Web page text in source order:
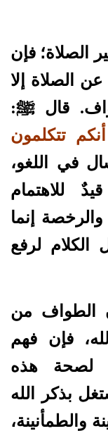
الصلاة؛ فإن
الصلاة إلا
قال ﷺ:
تتكلمون
في اللغو،
للاهتمام
والرخصة إنما
لرفع
الطواف من
فإن فهم
لصحة هذه
بذكر الله
والطمأنينة،